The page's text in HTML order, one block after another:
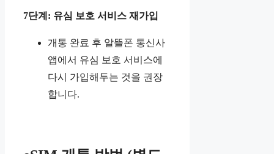
7단계: 유심 보호 서비스 재가입
개통 완료 후 알뜰폰 통신사
앱에서 유심 보호 서비스에
다시 가입해두는 것을 권장
합니다.